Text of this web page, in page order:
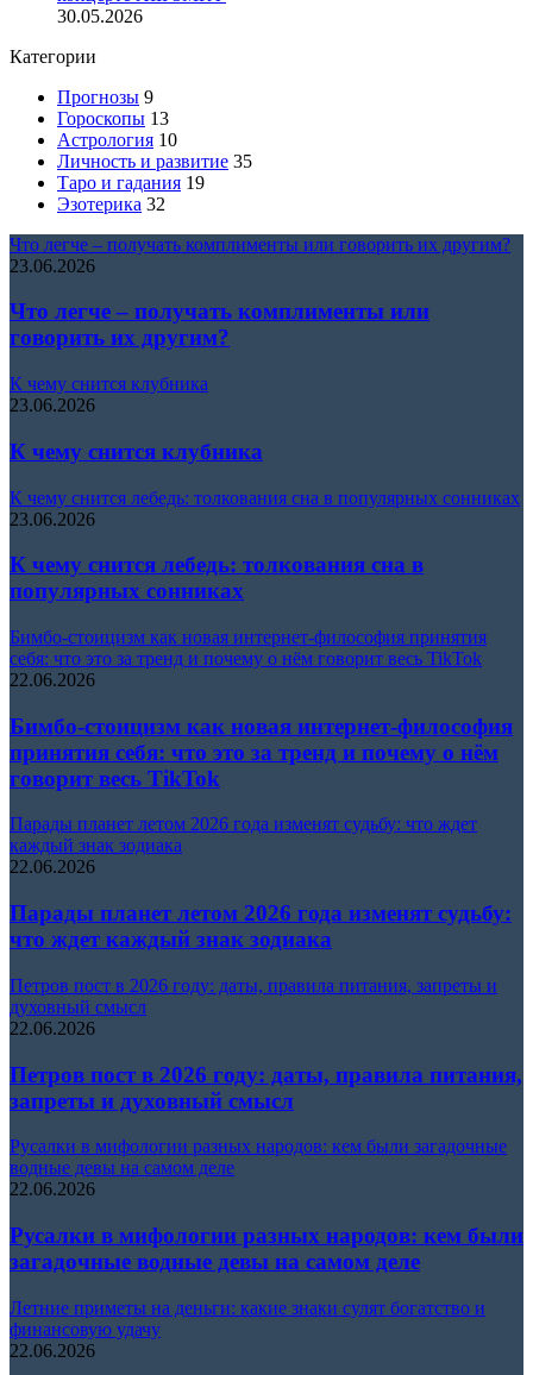
30.05.2026
Категории
Прогнозы 9
Гороскопы 13
Астрология 10
Личность и развитие 35
Таро и гадания 19
Эзотерика 32
Что легче – получать комплименты или говорить их другим?
23.06.2026
Что легче – получать комплименты или
говорить их другим?
К чему снится клубника
23.06.2026
К чему снится клубника
К чему снится лебедь: толкования сна в популярных сонниках
23.06.2026
К чему снится лебедь: толкования сна в
популярных сонниках
Бимбо-стоицизм как новая интернет-философия принятия
себя: что это за тренд и почему о нём говорит весь TikTok
22.06.2026
Бимбо-стоицизм как новая интернет-философия
принятия себя: что это за тренд и почему о нём
говорит весь TikTok
Парады планет летом 2026 года изменят судьбу: что ждет
каждый знак зодиака
22.06.2026
Парады планет летом 2026 года изменят судьбу:
что ждет каждый знак зодиака
Петров пост в 2026 году: даты, правила питания, запреты и
духовный смысл
22.06.2026
Петров пост в 2026 году: даты, правила питания,
запреты и духовный смысл
Русалки в мифологии разных народов: кем были загадочные
водные девы на самом деле
22.06.2026
Русалки в мифологии разных народов: кем были
загадочные водные девы на самом деле
Летние приметы на деньги: какие знаки сулят богатство и
финансовую удачу
22.06.2026